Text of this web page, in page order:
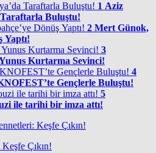
1 Aziz
Taraftarla Buluştu!
2 Mert Günok,
Yaptı!
3
Yunus Kurtarma Sevinci!
4
Gençlerle Buluştu!
5
ile tarihi bir imza attı!
Çıkın!